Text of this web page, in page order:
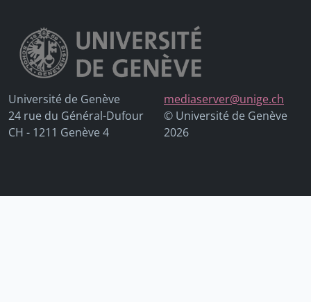
Université de Genève
24 rue du Général-Dufour
CH - 1211 Genève 4
mediaserver@unige.ch
© Université de Genève
2026